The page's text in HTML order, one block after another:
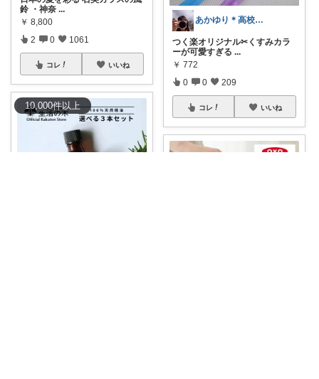
10,000件以上
鈴 ・神奈 ...
￥ 8,800
2 0 1061
コレ いいね
あかゆり＊高校娘と2人＊朝コレ
つく楽オリジナル✂くすみカラ
ーが可愛すぎる ...
￥ 772
0 0 209
コレ いいね